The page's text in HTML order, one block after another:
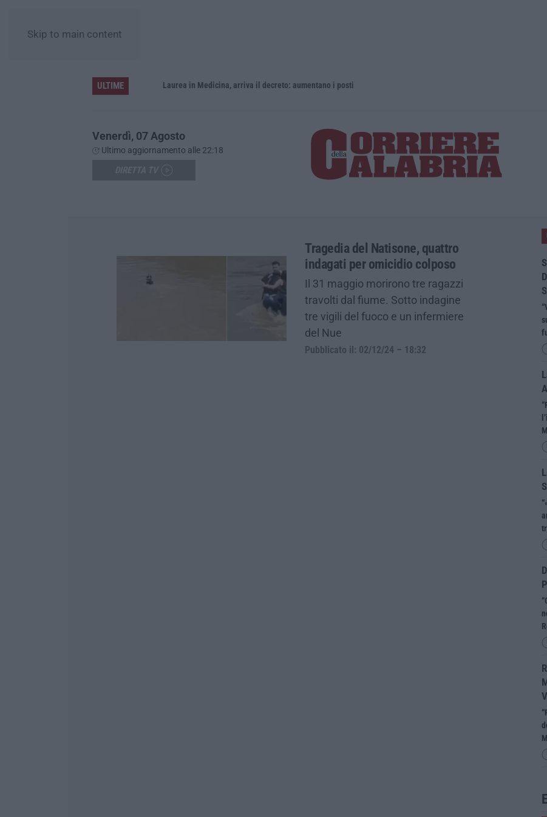
Skip to main content
ULTIME
Sistema bibliotecario vibonese, la dura replica di Soriano e Romeo: «Il fallimento è di chi ha staccato la spina» Laurea in Medicina, arriva il decreto: aumentano i posti La rivista
Venerdì, 07 Agosto
Ultimo aggiornamento alle 22:18
Tragedia del Natisone, quattro
indagati per omicidio colposo
Il 31 maggio morirono tre ragazzi
travolti dal fiume. Sotto indagine
tre vigili del fuoco e un infermiere
del Nue
Pubblicato il: 02/12/24 – 18:32